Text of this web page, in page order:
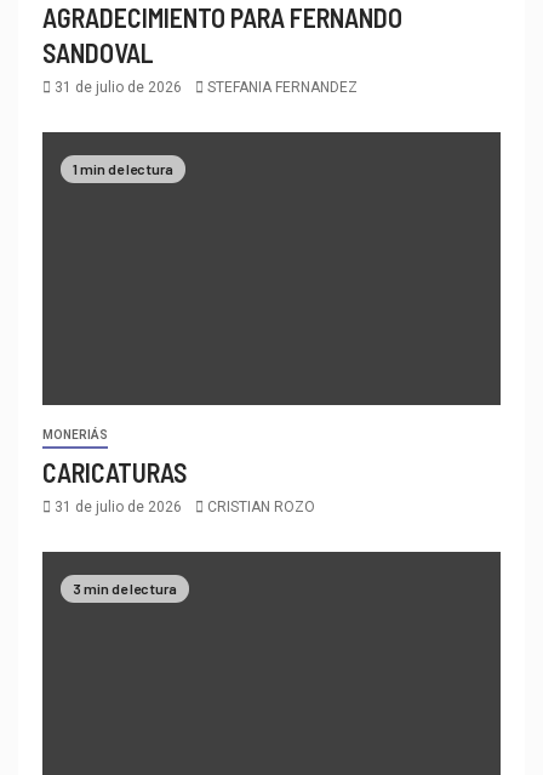
AGRADECIMIENTO PARA FERNANDO
SANDOVAL
31 de julio de 2026 STEFANIA FERNANDEZ
1 min de lectura
MONERIÁS
CARICATURAS
31 de julio de 2026 CRISTIAN ROZO
3 min de lectura